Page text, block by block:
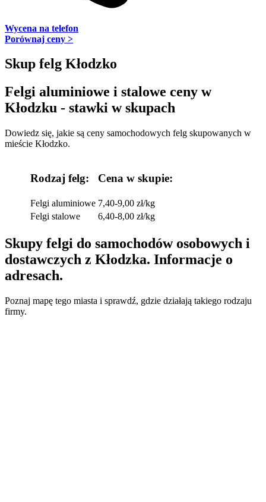
Wycena na telefon
Porównaj ceny >
Skup felg Kłodzko
Felgi aluminiowe i stalowe ceny w
Kłodzku - stawki w skupach
Dowiedz się, jakie są ceny samochodowych felg skupowanych w
mieście Kłodzko.
Rodzaj felg: Cena w skupie:
Felgi aluminiowe 7,40-9,00 zł/kg
Felgi stalowe
6,40-8,00 zł/kg
Skupy felgi do samochodów osobowych i
dostawczych z Kłodzka. Informacje o
adresach.
Poznaj mapę tego miasta i sprawdź, gdzie działają takiego rodzaju
firmy.